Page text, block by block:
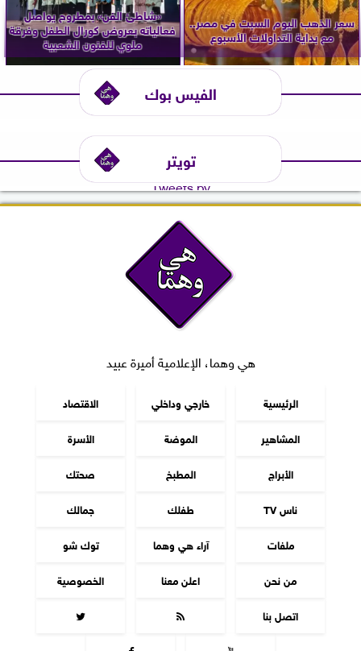
سعر الذهب اليوم السبت في مصر..
مع بداية التداولات الأسبوع
«شاطئ الفن» بمطروح يواصل
فعالياته بعروض كورال الطفل وفرقة
ملوي للفنون الشعبية
الفيس بوك
تويتر
Tweets by
هي وهما، الإعلامية أميرة عبيد
الرئيسية خارجي وداخلي
الاقتصاد
المشاهير
الموضة
الأسرة
الأبراج
المطبخ
صحتك
ناس TV
طفلك
جمالك
ملفات
آراء هي وهما
توك شو
من نحن
اعلن معنا
الخصوصية
اتصل بنا

